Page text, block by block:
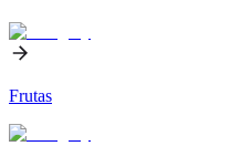
Frutas